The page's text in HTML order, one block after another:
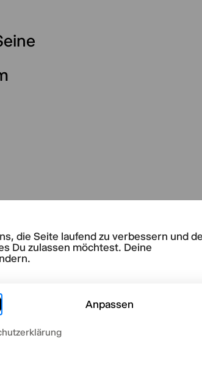
die Seite laufend zu verbessern und
Du zulassen möchtest. Deine
Anpassen